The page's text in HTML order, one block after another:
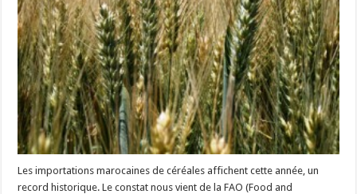
Les importations marocaines de céréales affichent cette année, un
record historique. Le constat nous vient de la FAO (Food and